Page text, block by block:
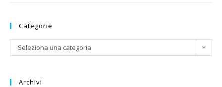
Categorie
Categorie
Seleziona una categoria
Archivi